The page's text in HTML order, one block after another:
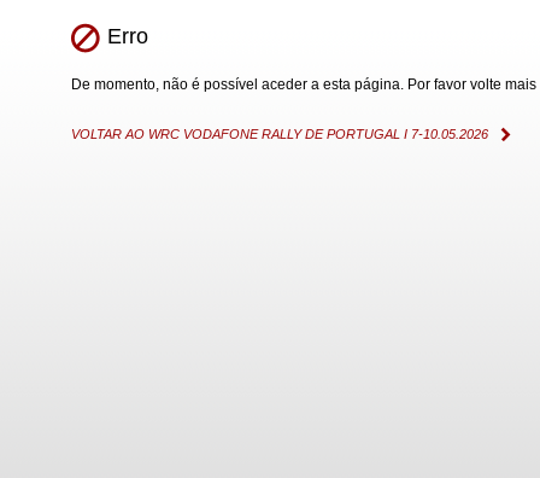
Erro
De momento, não é possível aceder a esta página. Por favor volte mais
VOLTAR AO WRC VODAFONE RALLY DE PORTUGAL I 7-10.05.2026